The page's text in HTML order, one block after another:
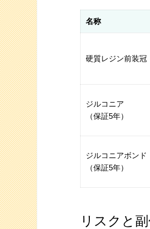
名称
硬質レジン前装冠
ジルコニア
（保証5年）
ジルコニアボンド
（保証5年）
リスクと